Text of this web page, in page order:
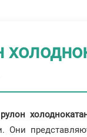
рулон
Они